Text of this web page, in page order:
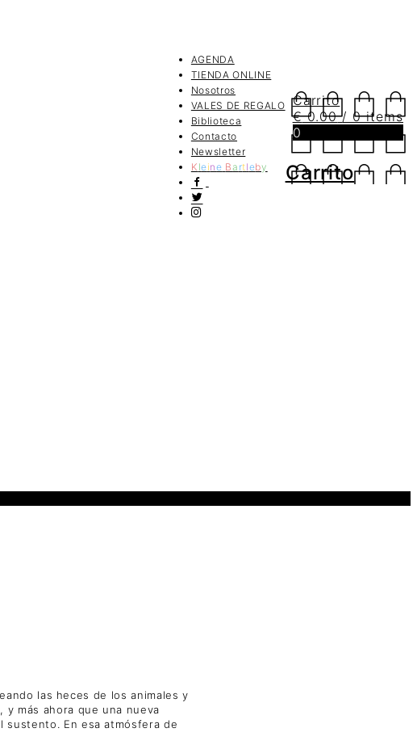
AGENDA
TIENDA ONLINE
Nosotros
VALES DE REGALO
Biblioteca
Contacto
Newsletter
K leine Ba rtleby
Carrito
€0.00 / 0 items
0
Carrito
las heces de los animales y
más ahora que una nueva
sustento. En esa atmósfera de